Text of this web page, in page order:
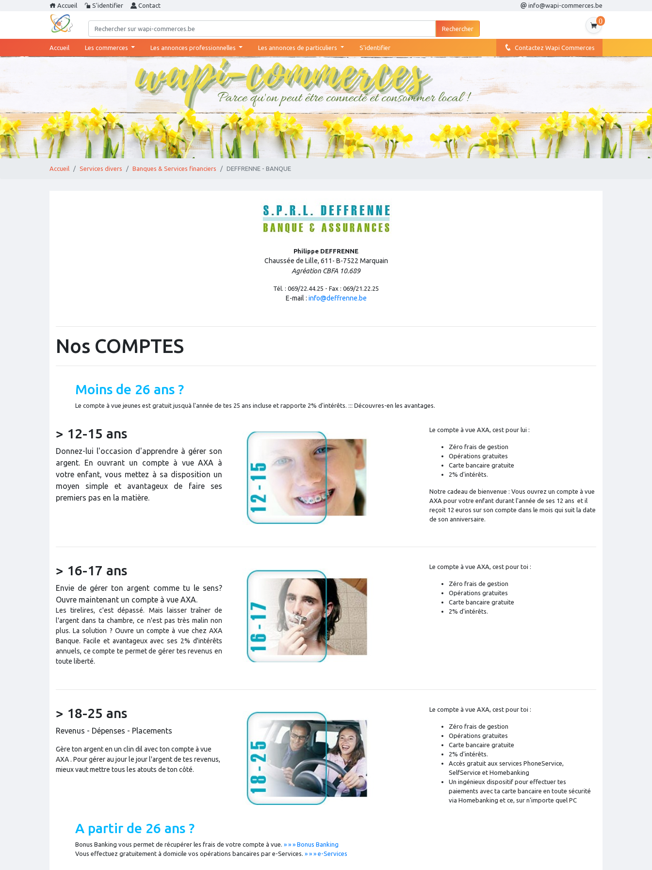
Accueil S'identifier Contact info@wapi-commerces.be
0
Accueil (current)Les commerces Les annonces professionnelles Les annonces de particuliers S'identifier Contactez Wapi Commerces
Accueil Services divers Banques & Services financiers DEFFRENNE - BANQUE
Philippe DEFFRENNE
Chaussée de Lille, 611- B-7522 Marquain
Agréation CBFA 10.689
Tél. : 069/22.44.25 - Fax : 069/21.22.25
E-mail : info@deffrenne.be
Nos COMPTES
Moins de 26 ans ?
Le compte à vue jeunes est gratuit jusquà l'année de tes 25 ans incluse et rapporte 2% d'intérêts. ::: Découvres-en les avantages.
> 12-15 ans
Donnez-lui l'occasion d'apprendre à gérer son
argent. En ouvrant un compte à vue AXA à
votre enfant, vous mettez à sa disposition un
moyen simple et avantageux de faire ses
premiers pas en la matière.
Le compte à vue AXA, cest pour lui :
Zéro frais de gestion
Opérations gratuites
Carte bancaire gratuite
2% d'intérêts.
Notre cadeau de bienvenue : Vous ouvrez un compte à vue
AXA pour votre enfant durant l'année de ses 12 ans et il
reçoit 12 euros sur son compte dans le mois qui suit la date
de son anniversaire.
> 16-17 ans
Envie de gérer ton argent comme tu le sens?
Ouvre maintenant un compte à vue AXA.
Les tirelires, c'est dépassé. Mais laisser traîner de
l'argent dans ta chambre, ce n'est pas très malin non
plus. La solution ? Ouvre un compte à vue chez AXA
Banque. Facile et avantageux avec ses 2% d'intérêts
annuels, ce compte te permet de gérer tes revenus en
toute liberté.
Le compte à vue AXA, cest pour toi :
Zéro frais de gestion
Opérations gratuites
Carte bancaire gratuite
2% d'intérêts.
> 18-25 ans
Revenus - Dépenses - Placements
Gère ton argent en un clin dil avec ton compte à vue
AXA . Pour gérer au jour le jour l'argent de tes revenus,
mieux vaut mettre tous les atouts de ton côté.
Le compte à vue AXA, cest pour toi :
Zéro frais de gestion
Opérations gratuites
Carte bancaire gratuite
2% d'intérêts.
Accès gratuit aux services PhoneService,
SelfService et Homebanking
Un ingénieux dispositif pour effectuer tes
paiements avec ta carte bancaire en toute sécurité
via Homebanking et ce, sur n'importe quel PC
A partir de 26 ans ?
Bonus Banking vous permet de récupérer les frais de votre compte à vue. » » » Bonus Banking
Vous effectuez gratuitement à domicile vos opérations bancaires par e-Services. » » » e-Services